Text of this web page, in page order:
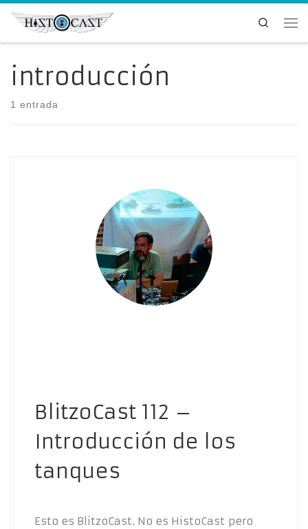
Saltar al contenido
Search
introducción
1 entrada
BlitzoCast 112 –
Introducción de los
tanques
Esto es BlitzoCast. No es HistoCast pero